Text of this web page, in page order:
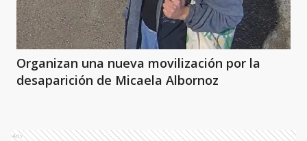
Organizan una nueva movilización por la
desaparición de Micaela Albornoz
Ads